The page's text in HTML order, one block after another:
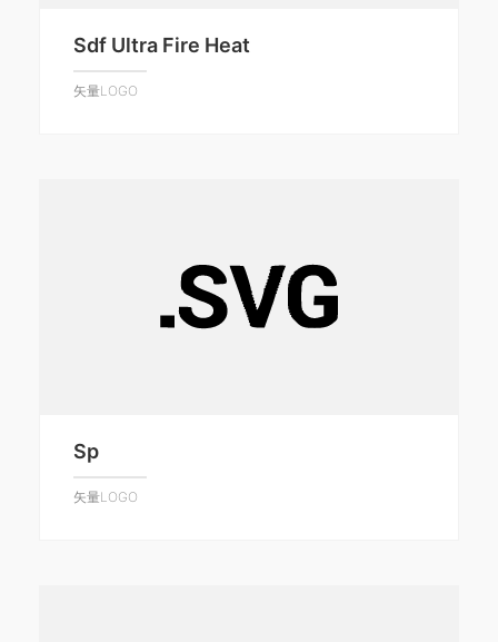
Sdf Ultra Fire Heat
矢量LOGO
Sp
矢量LOGO